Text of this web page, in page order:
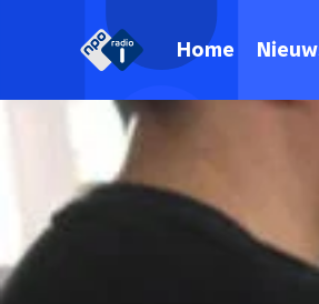
Home